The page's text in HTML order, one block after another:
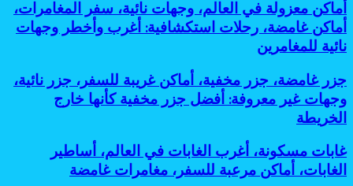
مخفية،
مساكن
جوفية،
آثار
الأرض:
أسرار
مذهلة
قديمة
مخفية
تحت
العالم،
مغامرات
جبلية،
رحلات
أماكن
خطيرة
للسفر:
أفضل
مغامرات
مذهلة
لعشاق
أماكن
معزولة
في
العالم،
نائية،
سفر
المغامرات،
أماكن
رحلات
استكشافية:
أماكن معزولة في العالم، وجهات نائية، سفر المغامرات،
أماكن غامضة، رحلات استكشافية: أغرب وأخطر وجهات
نائية للمغامرين
جزر
غامضة،
جزر
مخفية،
غريبة
للسفر،
جزر غامضة، جزر مخفية، أماكن غريبة للسفر، جزر نائية،
وجهات غير معروفة: أفضل جزر مخفية كأنها خارج
الخريطة
غابات
مسكونة،
أغرب
غابات مسكونة، أغرب الغابات في العالم، أساطير
الغابات، أماكن مرعبة للسفر، مغامرات غامضة